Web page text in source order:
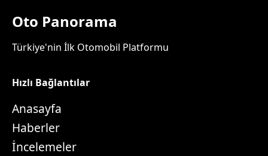
Oto Panorama
Türkiye'nin İlk Otomobil Platformu
Hızlı Bağlantılar
Anasayfa
Haberler
İncelemeler